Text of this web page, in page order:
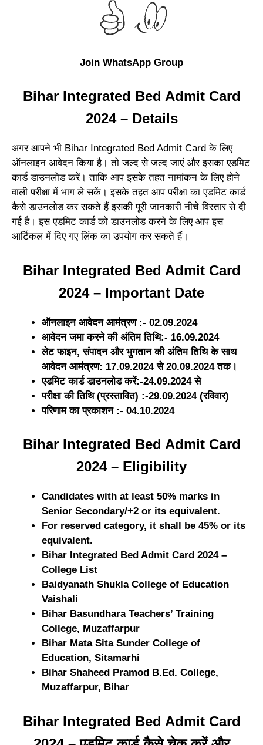
Join WhatsApp Group
Bihar Integrated Bed Admit Card
2024 – Details
अगर आपने भी Bihar Integrated Bed Admit Card के लिए
ऑनलाइन आवेदन किया है। तो जल्द से जल्द जाएं और इसका एडमिट
कार्ड डाउनलोड करें। ताकि आप इसके तहत नामांकन के लिए होने
वाली परीक्षा में भाग ले सकें। इसके तहत आप परीक्षा का एडमिट कार्ड
कैसे डाउनलोड कर सकते हैं इसकी पूरी जानकारी नीचे विस्तार से दी
गई है। इस एडमिट कार्ड को डाउनलोड करने के लिए आप इस
आर्टिकल में दिए गए लिंक का उपयोग कर सकते हैं।
Bihar Integrated Bed Admit Card
2024 – Important Date
ऑनलाइन आवेदन आमंत्रण :- 02.09.2024
आवेदन जमा करने की अंतिम तिथि:- 16.09.2024
लेट फाइन, संपादन और भुगतान की अंतिम तिथि के साथ
आवेदन आमंत्रण: 17.09.2024 से 20.09.2024 तक।
एडमिट कार्ड डाउनलोड करें:-24.09.2024 से
परीक्षा की तिथि (प्रस्तावित) :-29.09.2024 (रविवार)
परिणाम का प्रकाशन :- 04.10.2024
Bihar Integrated Bed Admit Card
2024 – Eligibility
Candidates with at least 50% marks in
Senior Secondary/+2 or its equivalent.
For reserved category, it shall be 45% or its
equivalent.
Bihar Integrated Bed Admit Card 2024 –
College List
Baidyanath Shukla College of Education
Vaishali
Bihar Basundhara Teachers’ Training
College, Muzaffarpur
Bihar Mata Sita Sunder College of
Education, Sitamarhi
Bihar Shaheed Pramod B.Ed. College,
Muzaffarpur, Bihar
Bihar Integrated Bed Admit Card